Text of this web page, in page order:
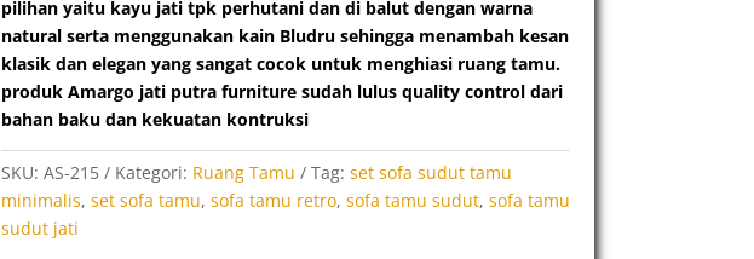
pilihan yaitu kayu jati tpk perhutani dan di balut dengan warna
natural serta menggunakan kain Bludru sehingga menambah kesan
klasik dan elegan yang sangat cocok untuk menghiasi ruang tamu.
produk Amargo jati putra furniture sudah lulus quality control dari
bahan baku dan kekuatan kontruksi
SKU: AS-215 Kategori: Ruang Tamu Tag: set sofa sudut tamu
minimalis, set sofa tamu, sofa tamu retro, sofa tamu sudut, sofa tamu
sudut jati